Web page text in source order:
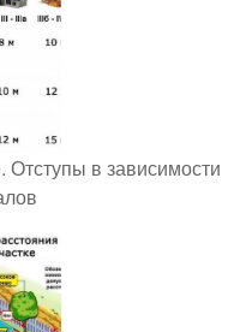
Отступы в зависимости